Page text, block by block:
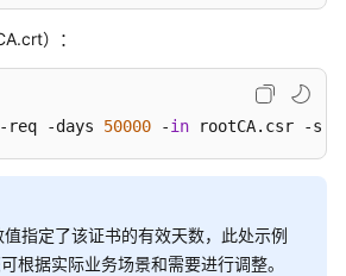
）：
req -days 50000 -in rootCA.csr -
指定了该证书的有效天数，此处示例
根据实际业务场景和需要进行调整。